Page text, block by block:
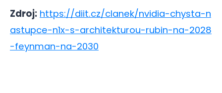
Zdroj: https://diit.cz/clanek/nvidia-chysta-n
astupce-n1x-s-architekturou-rubin-na-2028
-feynman-na-2030